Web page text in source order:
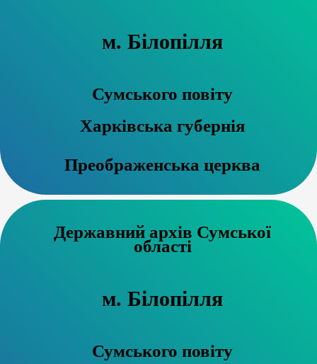
м. Білопілля
Сумського повіту
Харківська губернія
Преображенська церква
Державний архів Сумської
області
м. Білопілля
Сумського повіту